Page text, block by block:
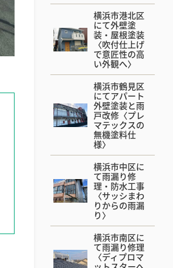
横浜市港北区
にて外壁塗
装・屋根塗装
〈吹付仕上げ
で意匠性の高
い外観へ〉
横浜市鶴見区
にてアパート
外壁塗装と雨
戸改修〈プレ
マテックスの
無機塗料仕
様〉
横浜市中区に
て雨漏り修
理・防水工事
〈サッシまわ
りからの雨漏
り〉
横浜市南区に
て雨漏り修理
〈ディプロマ